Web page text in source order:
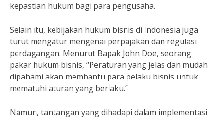
kepastian hukum bagi para pengusaha.
Selain itu, kebijakan hukum bisnis di Indonesia juga
turut mengatur mengenai perpajakan dan regulasi
perdagangan. Menurut Bapak John Doe, seorang
pakar hukum bisnis, “Peraturan yang jelas dan mudah
dipahami akan membantu para pelaku bisnis untuk
mematuhi aturan yang berlaku.”
Namun, tantangan yang dihadapi dalam implementasi